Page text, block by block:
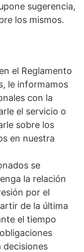
sugerencia,
los mismos.
el Reglamento
le informamos
con la
el servicio o
sobre los
en nuestra
se
la relación
por el
de la última
el tiempo
decisiones